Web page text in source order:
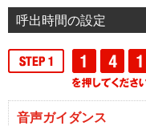
呼出時間の設定
音声ガイダンス